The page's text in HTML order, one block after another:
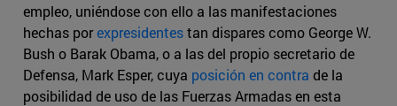
empleo, uniéndose con ello a las manifestaciones
hechas porexpresidentestan dispares como George W.
Bush o Barak Obama, o a las del propio secretario de
Defensa, Mark Esper, cuya posición en contra de la
posibilidad de uso de las Fuerzas Armadas en esta